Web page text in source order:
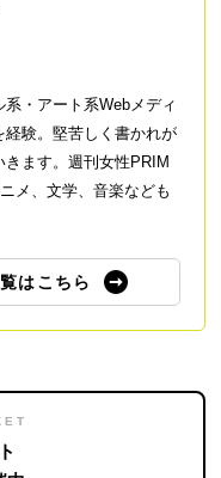
・アート系Webメディ
験。堅苦しく書かれが
ます。週刊女性PRIM
メ、文学、音楽なども
はこちら